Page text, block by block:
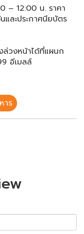
– 12:00 น. ราคา
และประกาศนียบัตร
ล่วงหน้าได้ที่แผนก
อีเมลล์
าร